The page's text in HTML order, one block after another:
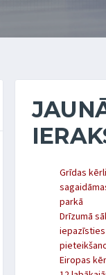
Grīdas
parkā
Drīzumā
Eiropas